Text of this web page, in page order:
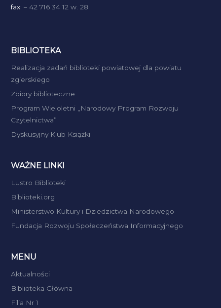
fax: – 42 716 34 12 w. 28
BIBLIOTEKA
Realizacja zadań biblioteki powiatowej dla powiatu
zgierskiego
Zbiory biblioteczne
Program Wieloletni „Narodowy Program Rozwoju
Czytelnictwa”
Dyskusyjny Klub Książki
WAŻNE LINKI
Lustro Biblioteki
Biblioteki.org
Ministerstwo Kultury i Dziedzictwa Narodowego
Fundacja Rozwoju Społeczeństwa Informacyjnego
MENU
Aktualności
Biblioteka Główna
Filia Nr 1